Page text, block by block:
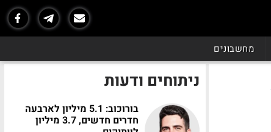
מחשבונים
ניתוחים ודעות
בורוכוב: 5.1 מיליון לארבעה
חדרים חדשים, 3.7 מיליון